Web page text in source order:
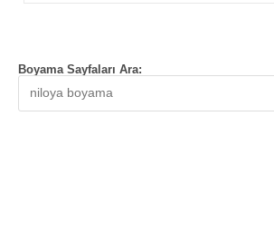
Boyama Sayfaları Ara: